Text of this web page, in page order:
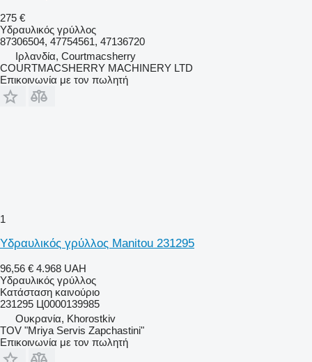
275 €
Υδραυλικός γρύλλος
87306504, 47754561, 47136720
Ιρλανδία, Courtmacsherry
COURTMACSHERRY MACHINERY LTD
Επικοινωνία με τον πωλητή
1
Υδραυλικός γρύλλος Manitou 231295
96,56 € 4.968 UAH
Υδραυλικός γρύλλος
Κατάσταση καινούριο
231295 Ц0000139985
Ουκρανία, Khorostkiv
TOV "Mriya Servis Zapchastini"
Επικοινωνία με τον πωλητή